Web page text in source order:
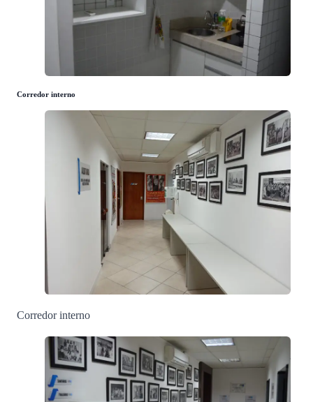
Corredor interno
Corredor interno